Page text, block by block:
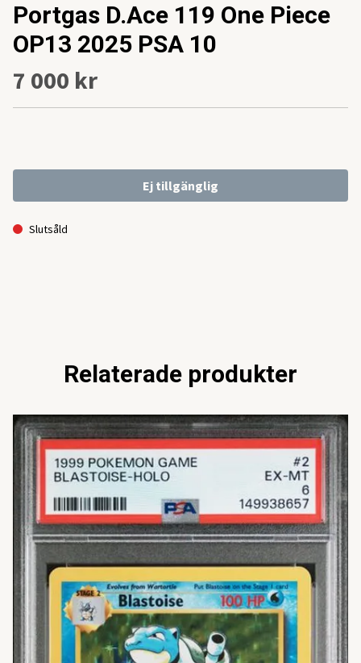
Portgas D.Ace 119 One Piece
OP13 2025 PSA 10
7 000 kr
Ej tillgänglig
Slutsåld
Relaterade produkter